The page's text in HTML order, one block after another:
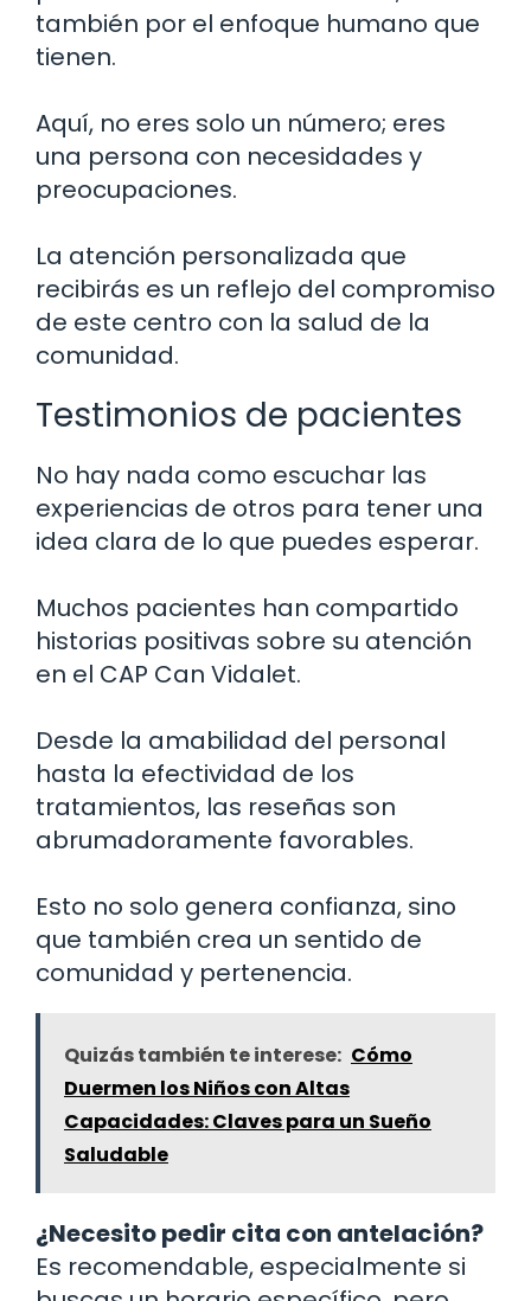
también por el enfoque humano que
tienen.
Aquí, no eres solo un número; eres
una persona con necesidades y
preocupaciones.
La atención personalizada que
recibirás es un reflejo del compromiso
de este centro con la salud de la
comunidad.
Testimonios de pacientes
No hay nada como escuchar las
experiencias de otros para tener una
idea clara de lo que puedes esperar.
Muchos pacientes han compartido
historias positivas sobre su atención
en el CAP Can Vidalet.
Desde la amabilidad del personal
hasta la efectividad de los
tratamientos, las reseñas son
abrumadoramente favorables.
Esto no solo genera confianza, sino
que también crea un sentido de
comunidad y pertenencia.
Quizás también te interese: Cómo
Duermen los Niños con Altas
Capacidades: Claves para un Sueño
Saludable
¿Necesito pedir cita con antelación?
Es recomendable, especialmente si